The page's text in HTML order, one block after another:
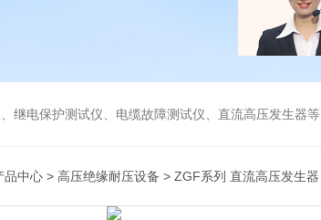
继电保护测试仪、电缆故障测试仪、直流高压发生器等
品中心 > 高压绝缘耐压设备 > ZGF系列 直流高压发生器